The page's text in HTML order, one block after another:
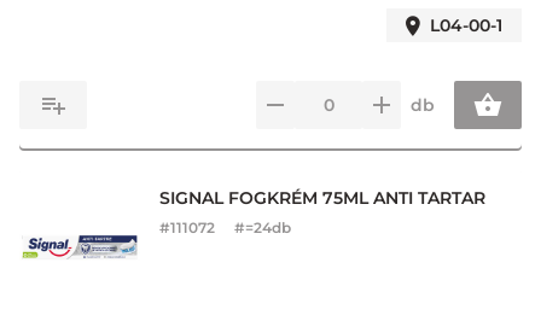
L04-00-1
db
SIGNAL FOGKRÉM 75ML ANTI TARTAR
#111072 #=24db